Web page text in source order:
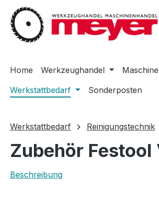
Hauptinhalt springen
Zur Suche springen
Zur Hauptnavigation springen
Home Werkzeughandel
Werkstattbedarf
Sonderposten
Werkstattbedarf Reinigungstechnik
Zubehör
Beschreibung